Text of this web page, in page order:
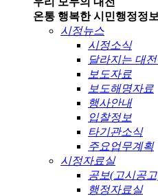
온통 행복한 시민행정정보
시정뉴스
시정소식
달라지는 대
보도자료
보도해명자료
행사안내
입찰정보
타기관소식
주요업무계획
시정자료실
공보(고시공
행정자료실